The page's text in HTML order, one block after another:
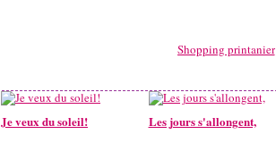
Shopping printanier
Je veux du soleil! Les jours s'allongent,